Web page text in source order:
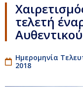
τελετή
Ημερομηνία
2018